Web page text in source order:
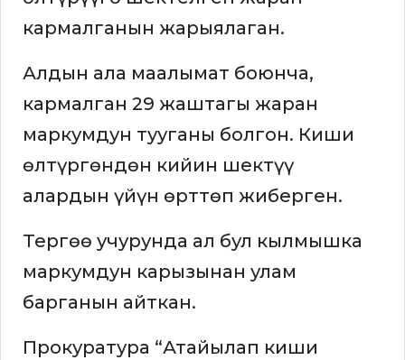
кармалганын жарыялаган.
Алдын ала маалымат боюнча,
кармалган 29 жаштагы жаран
маркумдун тууганы болгон. Киши
өлтүргөндөн кийин шектүү
алардын үйүн өрттөп жиберген.
Тергөө учурунда ал бул кылмышка
маркумдун карызынан улам
барганын айткан.
Прокуратура “Атайылап киши